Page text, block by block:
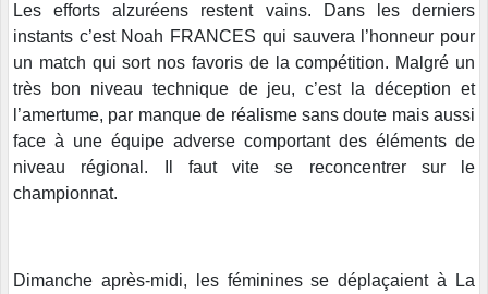
Les efforts alzuréens restent vains. Dans les derniers
instants c’est Noah FRANCES qui sauvera l’honneur pour
un match qui sort nos favoris de la compétition. Malgré un
très bon niveau technique de jeu, c’est la déception et
l’amertume, par manque de réalisme sans doute mais aussi
face à une équipe adverse comportant des éléments de
niveau régional. Il faut vite se reconcentrer sur le
championnat.
Dimanche après-midi, les féminines se déplaçaient à La